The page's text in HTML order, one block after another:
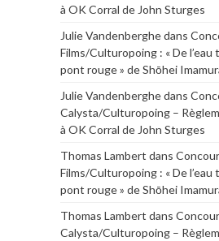
à OK Corral de John Sturges
Julie Vandenberghedans
Films/Culturopoing : « De l’eau
pont rouge » de Shōhei
Julie Vandenberghedans
Calysta/Culturopoing –
à OK Corral de John Sturges
Thomas Lambert dans
Films/Culturopoing : « De l’eau
pont rouge » de Shōhei
Thomas Lambert dans
Calysta/Culturopoing –